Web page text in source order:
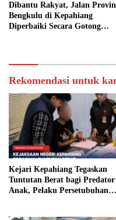
Dibantu Rakyat, Jalan
Bengkulu di Kepahiang
Diperbaiki Secara Gotong
Rekomendasi untuk
Kejari Kepahiang Tegaskan
Tuntutan Berat bagi Predator
Anak, Pelaku Persetubuhan